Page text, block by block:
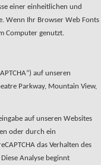
einer einheitlichen und
Wenn Ihr Browser Web Fonts
Computer genutzt.
auf unseren
Parkway, Mountain View,
auf unseren Websites
oder durch ein
das Verhalten des
Analyse beginnt